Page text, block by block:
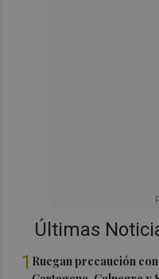
Últimas
1 Ruegan precaución